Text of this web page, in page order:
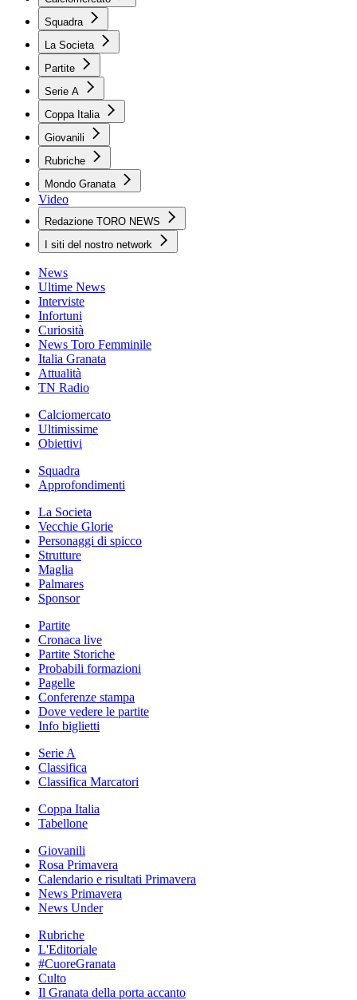
Squadra
La Societa
Partite
Serie A
Coppa Italia
Giovanili
Rubriche
Mondo Granata
Video
Redazione TORO NEWS
I siti del nostro network
News
Ultime News
Interviste
Infortuni
Curiosità
News Toro Femminile
Italia Granata
Attualità
TN Radio
Calciomercato
Ultimissime
Obiettivi
Squadra
Approfondimenti
La Societa
Vecchie Glorie
Personaggi di spicco
Strutture
Maglia
Palmares
Sponsor
Partite
Cronaca live
Partite Storiche
Probabili formazioni
Pagelle
Conferenze stampa
Dove vedere le partite
Info biglietti
Serie A
Classifica
Classifica Marcatori
Coppa Italia
Tabellone
Giovanili
Rosa Primavera
Calendario e risultati Primavera
News Primavera
News Under
Rubriche
L'Editoriale
#CuoreGranata
Culto
Il Granata della porta accanto